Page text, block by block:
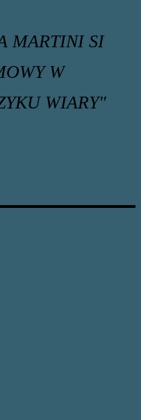
MARTINI SI
W
WIARY"